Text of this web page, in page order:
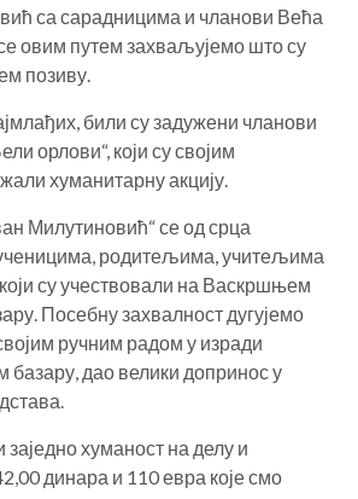
са сарадницима и чланови Већа
овим путем захваљујемо што су
позиву.
били су задужени чланови
орлови“, који су својим
хуманитарну акцију.
Милутиновић“ се од срца
родитељима, учитељима
су учествовали на Васкршњем
Посебну захвалност дугујемо
ручним радом у изради
базару, дао велики допринос у
хуманост на делу и
динара и 110 евра које смо